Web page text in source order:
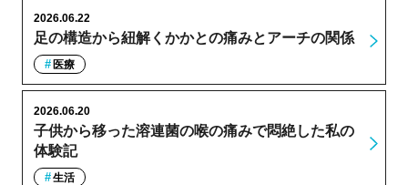
足の構造から紐解くかかとの痛みとアーチの関係
2026.06.22
医療
子供から移った溶連菌の喉の痛みで悶絶した私の
体験記
2026.06.20
生活